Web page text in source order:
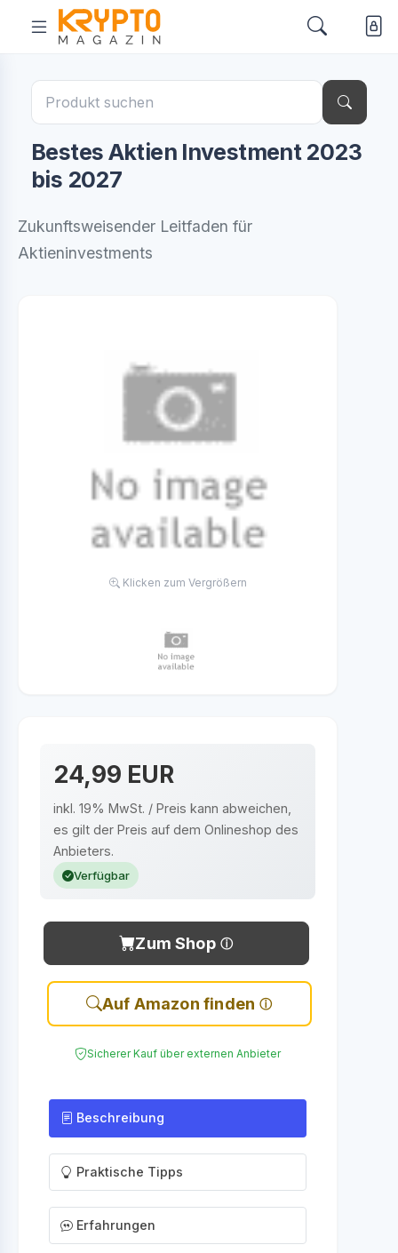
Bestes Aktien Investment 2023
bis 2027
Zukunftsweisender Leitfaden für
Aktieninvestments
Klicken zum Vergrößern
24,99 EUR
inkl. 19% MwSt. / Preis kann abweichen,
es gilt der Preis auf dem Onlineshop des
Anbieters.
Verfügbar
Zum Shop
Auf Amazon finden
Sicherer Kauf über externen Anbieter
Beschreibung
Praktische Tipps
Erfahrungen